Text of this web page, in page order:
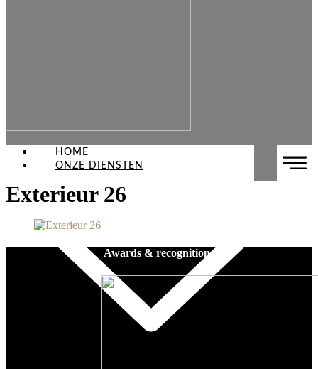
HOME
ONZE DIENSTEN
Exterieur 26
Awards & recognitions